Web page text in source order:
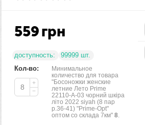
559грн
доступность:
99999 шт.
Кол-во:
+
−
Минимальное
количество для товара
"Босоножки женские
летние Лето Prime
22110-A-03 чорний шкіра
літо 2022 siyah (8 пар
р.36-41) "Prime-Opt"
оптом со склада 7км"8.